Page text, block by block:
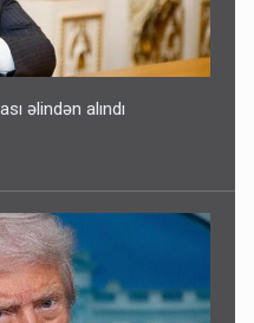
əlindən alındı